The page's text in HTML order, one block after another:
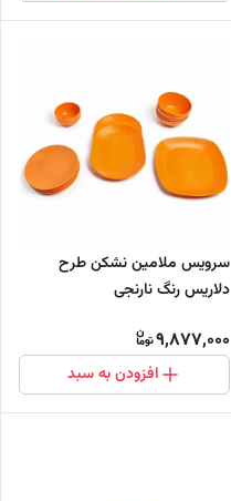
سرویس ملامین نشکن طرح
دلاریس رنگ نارنجی
9,877,000
افزودن به سبد